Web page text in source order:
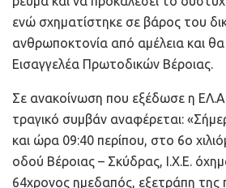
ενώ σχηματίστηκε σε βάρος του
ανθρωποκτονία από αμέλεια και
Εισαγγελέα Πρωτοδικών Βέροιας.
Σε ανακοίνωση που εξέδωσε η
τραγικό συμβάν αναφέρεται:
και ώρα 09:40 περίπου, στο 6ο
οδού Βέροιας – Σκύδρας, Ι.Χ.Ε.
64χρονος ημεδαπός, εξετράπη της